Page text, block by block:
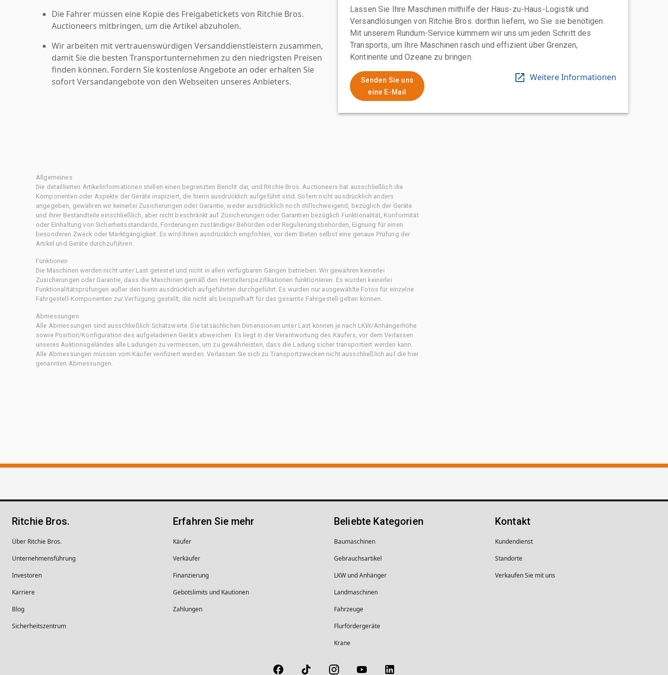
Die Fahrer müssen eine Kopie des Freigabetickets von Ritchie Bros.
Auctioneers mitbringen, um die Artikel abzuholen.
Wir arbeiten mit vertrauenswürdigen Versanddienstleistern zusammen,
damit Sie die besten Transportunternehmen zu den niedrigsten Preisen
finden können. Fordern Sie kostenlose Angebote an oder erhalten Sie
sofort Versandangebote von den Webseiten unseres Anbieters.
Lassen Sie Ihre Maschinen mithilfe der Haus-zu-Haus-Logistik und
Versandlösungen von Ritchie Bros. dorthin liefern, wo Sie sie benötigen.
Mit unserem Rundum-Service kümmern wir uns um jeden Schritt des
Transports, um Ihre Maschinen rasch und effizient über Grenzen,
Kontinente und Ozeane zu bringen.
Senden Sie uns
eine E-Mail
Weitere Informationen
Allgemeines
Die detaillierten Artikelinformationen stellen einen begrenzten Bericht dar, und Ritchie Bros. Auctioneers hat ausschließlich die
Komponenten oder Aspekte der Geräte inspiziert, die hierin ausdrücklich aufgeführt sind. Sofern nicht ausdrücklich anders
angegeben, gewähren wir keinerlei Zusicherungen oder Garantie, weder ausdrücklich noch stillschweigend, bezüglich der Geräte
und ihrer Bestandteile einschließlich, aber nicht beschränkt auf Zusicherungen oder Garantien bezüglich Funktionalität, Konformität
oder Einhaltung von Sicherheitsstandards, Forderungen zuständiger Behörden oder Regulierungsbehörden, Eignung für einen
besonderen Zweck oder Marktgängigkeit. Es wird Ihnen ausdrücklich empfohlen, vor dem Bieten selbst eine genaue Prüfung der
Artikel und Geräte durchzuführen.
Funktionen
Die Maschinen werden nicht unter Last getestet und nicht in allen verfügbaren Gängen betrieben. Wir gewähren keinerlei
Zusicherungen oder Garantie, dass die Maschinen gemäß den Herstellerspezifikationen funktionieren. Es wurden keinerlei
Funktionalitätsprüfungen außer den hierin ausdrücklich aufgeführten durchgeführt. Es wurden nur ausgewählte Fotos für einzelne
Fahrgestell-Komponenten zur Verfügung gestellt, die nicht als beispielhaft für das gesamte Fahrgestell gelten können.
Abmessungen
Alle Abmessungen sind ausschließlich Schätzwerte. Die tatsächlichen Dimensionen unter Last können je nach LKW/Anhängerhöhe
sowie Position/Konfiguration des aufgeladenen Geräts abweichen. Es liegt in der Verantwortung des Käufers, vor dem Verlassen
unseres Auktionsgeländes alle Ladungen zu vermessen, um zu gewährleisten, dass die Ladung sicher transportiert werden kann.
Alle Abmessungen müssen vom Käufer verifiziert werden. Verlassen Sie sich zu Transportzwecken nicht ausschließlich auf die hier
genannten Abmessungen.
Ritchie Bros.
Über Ritchie Bros.
Unternehmens­führung
Investoren
Karriere
Blog
Sicherheitszentrum
Erfahren Sie mehr
Käufer
Verkäufer
Finanzierung
Gebotslimits und Kautionen
Zahlungen
Beliebte Kategorien
Baumaschinen
Gebrauchsartikel
LKW und Anhänger
Landmaschinen
Fahrzeuge
Flurfördergeräte
Krane
Kontakt
Kundendienst
Standorte
Verkaufen Sie mit uns